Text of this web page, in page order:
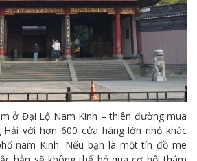
ở Đại Lộ Nam Kinh – thiên đường mua
với hơn 600 cửa hàng lớn nhỏ khác
nam Kinh. Nếu bạn là một tín đồ me